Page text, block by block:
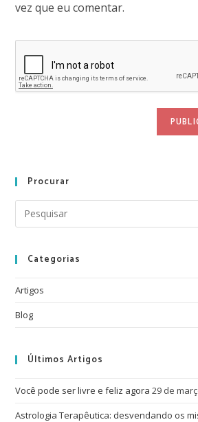
vez que eu comentar.
Procurar
Categorias
Artigos
Blog
Últimos Artigos
Você pode ser livre e feliz agora 29 de
Astrologia Terapêutica: desvendando os